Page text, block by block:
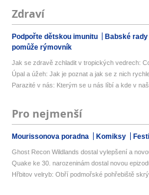
Zdraví
Podpořte dětskou imunitu Babské
pomůže rýmovník
Jak se zdravě zchladit v tropických vedrech:
Úpal a úžeh: Jak je poznat a jak se z nich
Parazité v nás: Kterým se u nás líbí a kde v
Pro nejmenší
Mourissonova poradna Komiksy
Ghost Recon Wildlands dostal vylepšení a
Quake ke 30. narozeninám dostal novou
Hřbitov velryb: Obří podmořské pohřebiště